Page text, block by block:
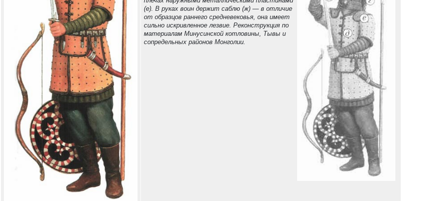
(е). В руках воин держит саблю (ж) — в отличие
от образцов раннего средневековья, она имеет
сильно искривленное лезвие. Реконструкция по
материалам Минусинской котловины, Тывы и
сопредельных районов Монголии.